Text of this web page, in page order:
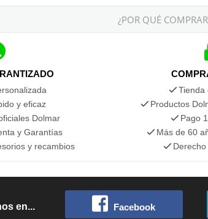
¿POR QUÉ
y eficaz
Dolmar
y Garantías
y recambios
Tienda
Productos
Pago
Más de 60
en... Facebook